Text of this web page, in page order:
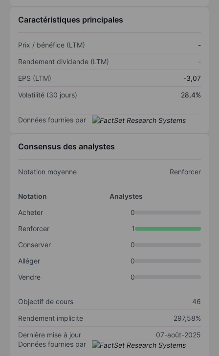
Caractéristiques principales
Prix / bénéfice (LTM)
-
Rendement dividende (LTM)
-
EPS (LTM)
-3,07
Volatilité (30 jours)
28,4%
Données fournies par
Consensus des analystes
Notation moyenne Renforcer
Notation
Analystes
Acheter
0
Renforcer
1
Conserver
0
Alléger
0
Vendre
0
Objectif de cours
46
Rendement implicite
297,58%
Dernière mise à jour
07-août-2025
Données fournies par